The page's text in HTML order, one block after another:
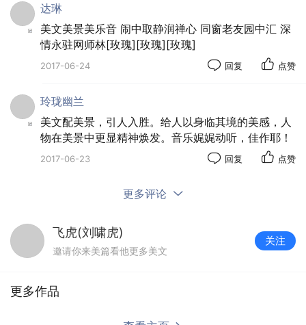
巍峨绮丽、气势恢宏的相门古城墙构成了姑苏城的休闲
达琳
美文美景美乐音 闹中取静润禅心 同窗老友园中汇 深
情永驻网师林[玫瑰][玫瑰][玫瑰]
2017-06-24 回复 点赞
玲珑幽兰
美文配美景，引人入胜。给人以身临其境的美感，人
物在美景中更显精神焕发。音乐娓娓动听，佳作耶！
2017-06-23 回复 点赞
更多评论
飞虎(刘啸虎)
邀请你来美篇看他更多美文
关注
更多作品